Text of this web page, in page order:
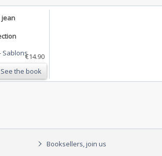
jean
Sablons€14.90
See the book
Booksellers, join us